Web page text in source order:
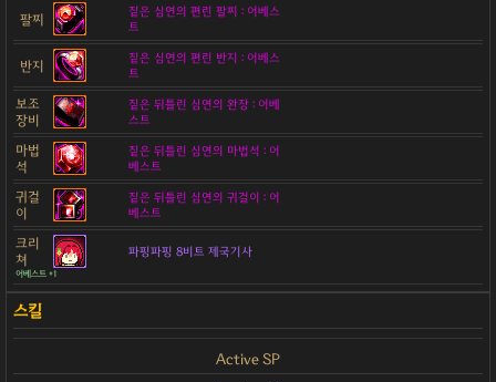
팔찌
짙은 심연의 편린 팔찌 : 어베스
트
반지
짙은 심연의 편린 반지 : 어베스
트
보조
장비
짙은 뒤틀린 심연의 완장 : 어베
스트
마법
석
짙은 뒤틀린 심연의 마법석 : 어
베스트
귀걸
이
짙은 뒤틀린 심연의 귀걸이 : 어
베스트
크리
쳐
파핑파핑 8비트 제국기사
어베스트 +1
Active SP